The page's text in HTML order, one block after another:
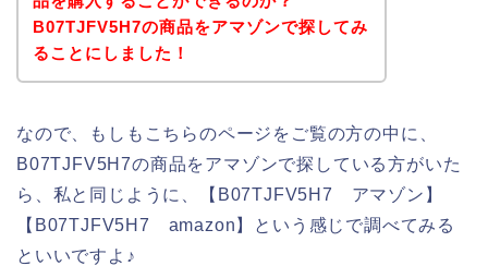
B07TJFV5H7の商品をアマゾンで探してみ
ることにしました！
なので、もしもこちらのページをご覧の方の中に、
B07TJFV5H7の商品をアマゾンで探している方がいた
ら、私と同じように、【B07TJFV5H7 アマゾン】
【B07TJFV5H7 amazon】という感じで調べてみる
といいですよ♪